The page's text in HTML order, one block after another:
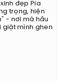
đẹp Pia
trọng, hiện
- nơi mà hầu
giật mình ghen